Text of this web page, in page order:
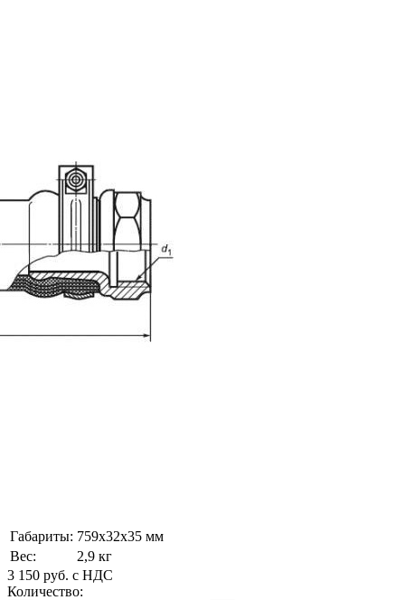
Габариты: 759х32х35 мм
Вес:
2,9 кг
3 150 руб. с НДС
Количество: